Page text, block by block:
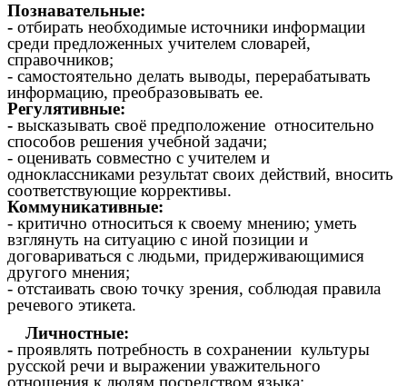
Познавательные:
- отбирать необходимые источники информации
среди предложенных учителем словарей,
справочников;
- самостоятельно делать выводы, перерабатывать
информацию, преобразовывать ее.
Регулятивные:
- высказывать своё предположение относительно
способов решения учебной задачи;
- оценивать совместно с учителем и
одноклассниками результат своих действий, вносить
соответствующие коррективы.
Коммуникативные:
- критично относиться к своему мнению; уметь
взглянуть на ситуацию с иной позиции и
договариваться с людьми, придерживающимися
другого мнения;
- отстаивать свою точку зрения, соблюдая правила
речевого этикета.
Личностные:
- проявлять потребность в сохранении культуры
русской речи и выражении уважительного